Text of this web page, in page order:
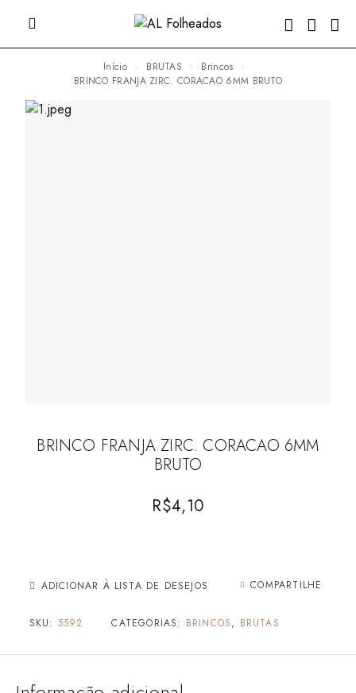
Início BRUTAS
Brincos
BRINCO FRANJA ZIRC. CORACAO 6MM BRUTO
BRINCO FRANJA ZIRC. CORACAO 6MM
BRUTO
R$4,10
ADICIONAR À LISTA DE DESEJOS COMPARTILHE
SKU: 5592 CATEGORIAS: BRINCOS, BRUTAS